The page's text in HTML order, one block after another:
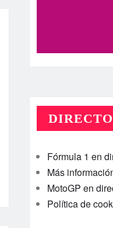
Fórmula 1 en
Más
MotoGP en
Política de